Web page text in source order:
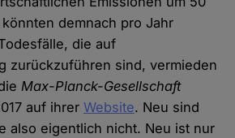
demnach pro Jahr
die auf
zurückzuführen sind, vermieden
Max-Planck-Gesellschaft
auf ihrerWebsite. Neu sind
also eigentlich nicht. Neu ist nur